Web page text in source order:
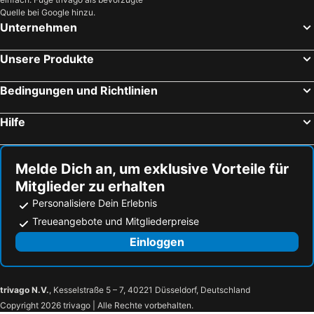
Neustadt bei Coburg, haustierfreundliche Hotels
Heiligenstadt, haustierfreundliche Hotels
Lisberg, haustierfreundliche Hotels
Rödental, haustierfreundliche Hotels
Seßlach, haustierfreundliche Hotels
Hofheim, haustierfreundliche Hotels
Lichte, haustierfreundliche Hotels
Quelle bei Google hinzu.
Unternehmen
Unsere Produkte
Bedingungen und Richtlinien
Hilfe
Melde Dich an, um exklusive Vorteile für
Mitglieder zu erhalten
Personalisiere Dein Erlebnis
Treueangebote und Mitgliederpreise
Einloggen
trivago N.V., Kesselstraße 5 – 7, 40221 Düsseldorf, Deutschland
Copyright 2026 trivago | Alle Rechte vorbehalten.